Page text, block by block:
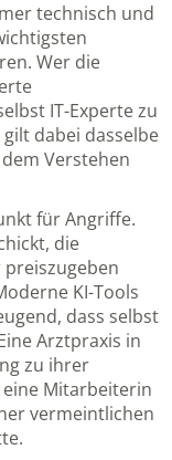
technisch und
Wer die
IT-Experte zu
gilt dabei dasselbe
Verstehen
für Angriffe.
die
KI-Tools
dass selbst
Arztpraxis in
zu ihrer
Mitarbeiterin
vermeintlichen